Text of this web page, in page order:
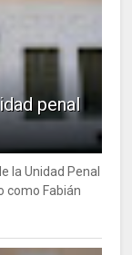
penal
la Unidad Penal
como Fabián